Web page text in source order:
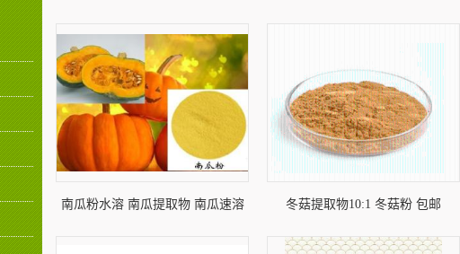
南瓜粉水溶 南瓜提取物 南瓜速溶
冬菇提取物10:1 冬菇粉 包邮